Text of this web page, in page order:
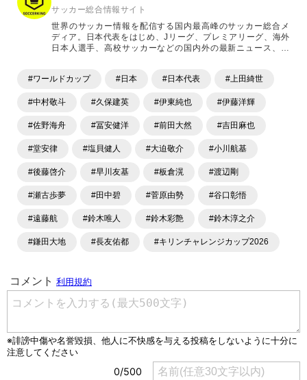
サッカー総合情報サイト
世界のサッカー情報を配信する国内最高峰のサッカー総合メ
ディア。日本代表をはじめ、Jリーグ、プレミアリーグ、海外
日本人選手、高校サッカーなどの国内外の最新ニュース、コ
ます。「X」「Instagram」「YouTube」「TikTok」など、
#ワールドカップ #日本 #日本代表 #上田綺世
#中村敬斗 #久保建英 #伊東純也 #伊藤洋輝
#佐野海舟 #冨安健洋 #前田大然 #吉田麻也
#堂安律 #塩貝健人 #大迫敬介 #小川航基
#後藤啓介 #早川友基 #板倉滉 #渡辺剛
#瀬古歩夢 #田中碧 #菅原由勢 #谷口彰悟
#遠藤航 #鈴木唯人 #鈴木彩艶 #鈴木淳之介
#鎌田大地 #長友佑都 #キリンチャレンジカップ2026